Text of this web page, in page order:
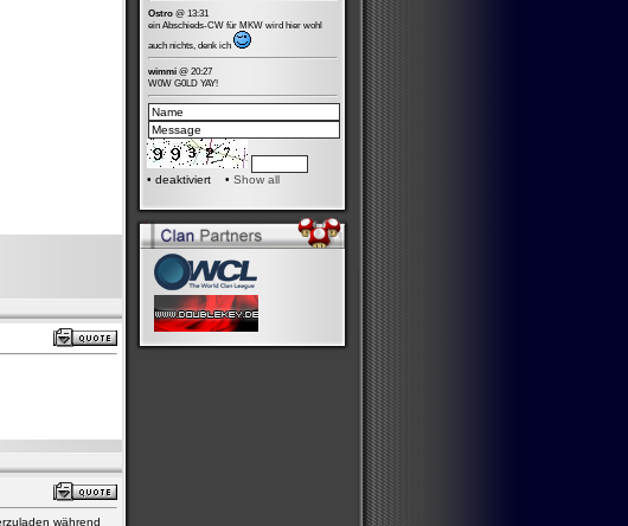
während
Ostro @ 13:31
ein Abschieds-CW für MKW wird hier wohl
auch nichts, denk ich
wimmi @ 20:27
W0W G0LD YAY!
• deaktiviert • Show all